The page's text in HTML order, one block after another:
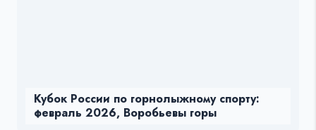
Кубок России по горнолыжному спорту:
февраль 2026, Воробьевы горы